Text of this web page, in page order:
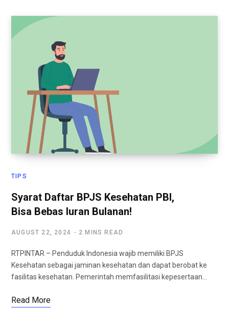
TIPS
Syarat Daftar BPJS Kesehatan PBI,
Bisa Bebas Iuran Bulanan!
AUGUST 22, 2024 2 MINS READ
RTPINTAR – Penduduk Indonesia wajib memiliki BPJS
Kesehatan sebagai jaminan kesehatan dan dapat berobat ke
fasilitas kesehatan. Pemerintah memfasilitasi kepesertaan…
Read More